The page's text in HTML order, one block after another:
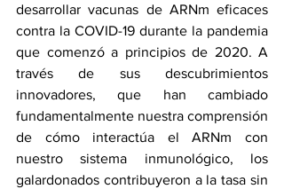
desarrollar vacunas de ARNm eficaces
contra la COVID-19 durante la pandemia
que comenzó a principios de 2020. A
través de sus descubrimientos
innovadores, que han cambiado
fundamentalmente nuestra comprensión
de cómo interactúa el ARNm con
nuestro sistema inmunológico, los
galardonados contribuyeron a la tasa sin